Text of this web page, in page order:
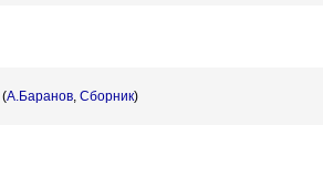
(А.Баранов, Сборник)